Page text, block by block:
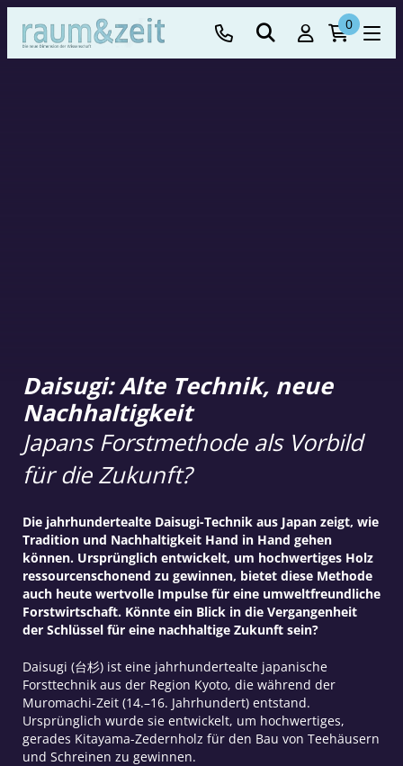
0
Daisugi: Alte Technik, neue
Nachhaltigkeit
Japans Forstmethode als Vorbild
für die Zukunft?
Die jahrhundertealte Daisugi-Technik aus Japan zeigt, wie
Tradition und Nachhaltigkeit Hand in Hand gehen
können. Ursprünglich entwickelt, um hochwertiges Holz
ressourcenschonend zu gewinnen, bietet diese Methode
auch heute wertvolle Impulse für eine umweltfreundliche
Forstwirtschaft. Könnte ein Blick in die Vergangenheit
der Schlüssel für eine nachhaltige Zukunft sein?
Daisugi (台杉) ist eine jahrhundertealte japanische
Forsttechnik aus der Region Kyoto, die während der
Muromachi-Zeit (14.–16. Jahrhundert) entstand.
Ursprünglich wurde sie entwickelt, um hochwertiges,
gerades Kitayama-Zedernholz für den Bau von Teehäusern
und Schreinen zu gewinnen.